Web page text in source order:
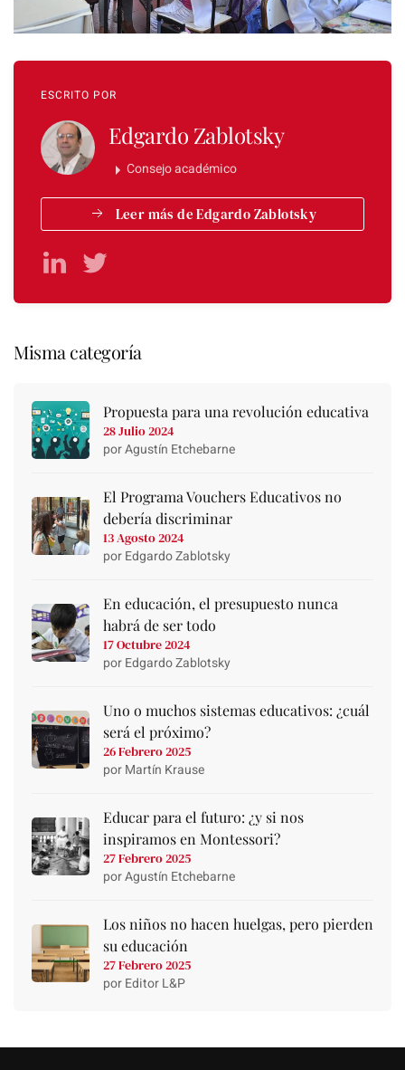
ESCRITO POR
Edgardo Zablotsky
Consejo académico
Leer más de Edgardo Zablotsky
Misma categoría
Propuesta para una revolución educativa
28 Julio 2024
por Agustín Etchebarne
El Programa Vouchers Educativos no
debería discriminar
13 Agosto 2024
por Edgardo Zablotsky
En educación, el presupuesto nunca
habrá de ser todo
17 Octubre 2024
por Edgardo Zablotsky
Uno o muchos sistemas educativos: ¿cuál
será el próximo?
26 Febrero 2025
por Martín Krause
Educar para el futuro: ¿y si nos
inspiramos en Montessori?
27 Febrero 2025
por Agustín Etchebarne
Los niños no hacen huelgas, pero pierden
su educación
27 Febrero 2025
por Editor L&P